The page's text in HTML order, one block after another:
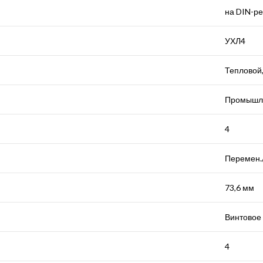
на DIN-
УХЛ4
4
73,6 мм
4